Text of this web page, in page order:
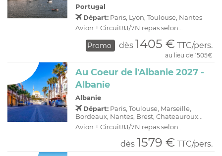
Portugal
Départ: Paris, Lyon, Toulouse, Nantes
Avion + Circuit8J/7N repas selon...
Promo dès 1405 € TTC/pers.
au lieu de 1505€
Au Coeur de l'Albanie 2027 -
Albanie
Albanie
Départ: Paris, Toulouse, Marseille,
Bordeaux, Nantes, Brest, Chateauroux...
Avion + Circuit8J/7N repas selon...
dès 1579 € TTC/pers.